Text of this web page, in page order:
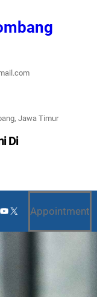
Jawa Timur
Di
YouTube
X Appointment